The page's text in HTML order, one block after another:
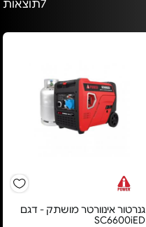
7תוצאות
גנרטור אינוורטר מושתק - דגם
SC6600iED